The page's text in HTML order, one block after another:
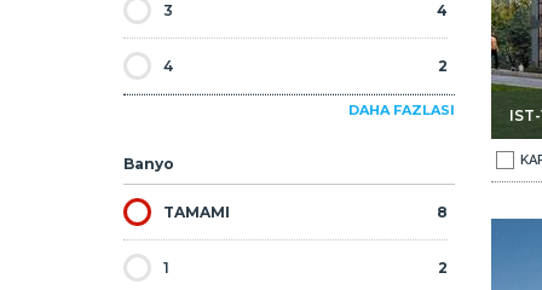
3 4
4 2
DAHA FAZLASI
Banyo
TAMAMI 8
1 2
İstanbul Pendik'te Havuzlu Site İçinde Daireler 2